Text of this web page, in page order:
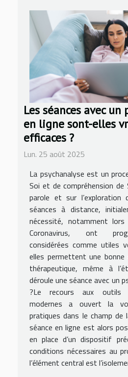
Les séances avec
en ligne sont-elles
efficaces ?
Lun. 25 août 2025
La psychanalyse est un
Soi et de compréhension
parole et sur l’exploration
séances à distance,
nécessité, notamment
Coronavirus, ont
considérées comme utiles
elles permettent une
thérapeutique, même à
déroule une séance avec un
?Le recours aux outils
modernes a ouvert la
pratiques dans le champ de
séance en ligne est alors
en place d’un dispositif
conditions nécessaires au
l’élément central est